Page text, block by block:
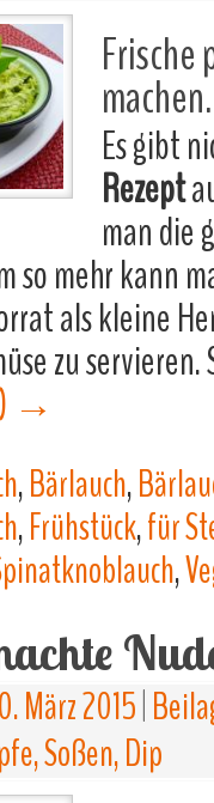
machen.
Es gibt
Rezept
man die
so mehr kann
als kleine
zu
→
,Bärlauch,
,Frühstück,für
,
März 2015
Soßen, Dip